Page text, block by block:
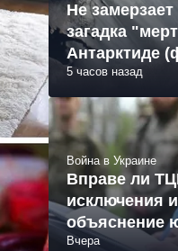
Не
загадка
Антарктиде
5 часов назад
Война в Украине
Вправе ли
исключения
объяснение
Вчера